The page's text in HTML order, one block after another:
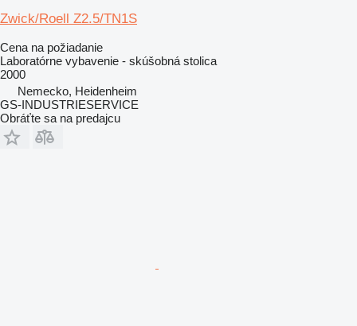
Zwick/Roell Z2.5/TN1S
Cena na požiadanie
Laboratórne vybavenie - skúšobná stolica
2000
Nemecko, Heidenheim
GS-INDUSTRIESERVICE
Obráťte sa na predajcu